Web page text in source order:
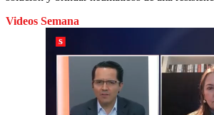
Videos Semana